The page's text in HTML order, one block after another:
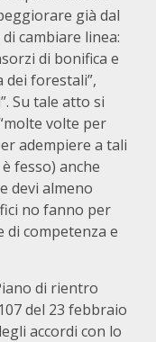
già dal
cambiare linea:
di bonifica e
dei forestali”,
Su tale atto si
volte per
adempiere a tali
fesso) anche
devi almeno
no fanno per
di competenza e
di rientro
del 23 febbraio
accordi con lo